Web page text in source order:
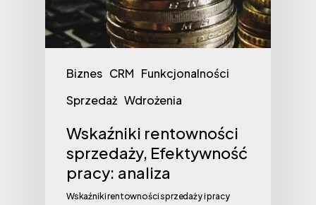
Biznes CRM Funkcjonalności
Sprzedaż Wdrożenia
Wskaźniki rentowności
sprzedaży, Efektywność
pracy: analiza
Wskaźniki rentowności sprzedaży i pracy